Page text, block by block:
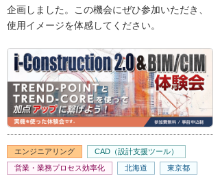
企画しました。この機会にぜひ参加いただき、
使用イメージを体感してください。
エンジニアリング
CAD（設計支援ツール）
営業・業務プロセス効率化
北海道
東京都